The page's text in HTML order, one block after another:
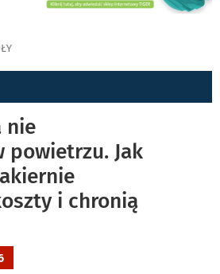
nie
powietrzu. Jak
i chronią